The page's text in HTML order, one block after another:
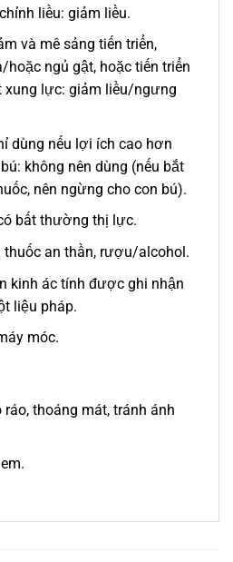
liều: giảm liều.
và mê sảng tiến triển,
hoặc ngủ gật, hoặc tiến triển
xung lực: giảm liều/ngưng
dùng nếu lợi ích cao hơn
không nên dùng (nếu bắt
nên ngừng cho con bú).
bất thường thị lực.
thuốc an thần, rượu/alcohol.
kinh ác tính được ghi nhận
liệu pháp.
móc.
thoáng mát, tránh ánh